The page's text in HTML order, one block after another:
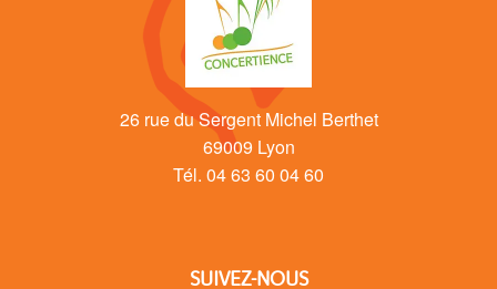
26 rue du Sergent Michel Berthet
69009 Lyon
Tél. 04 63 60 04 60
SUIVEZ-NOUS